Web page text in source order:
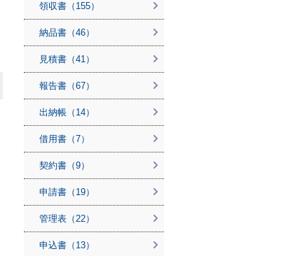
領収書（155）
納品書（46）
見積書（41）
報告書（67）
出納帳（14）
借用書（7）
契約書（9）
申請書（19）
管理表（22）
申込書（13）